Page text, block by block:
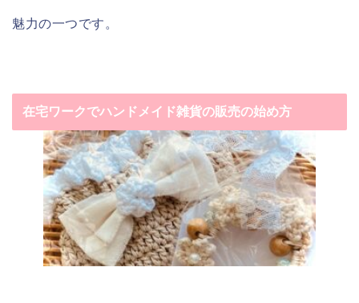
魅力の一つです。
在宅ワークでハンドメイド雑貨の販売の始め方